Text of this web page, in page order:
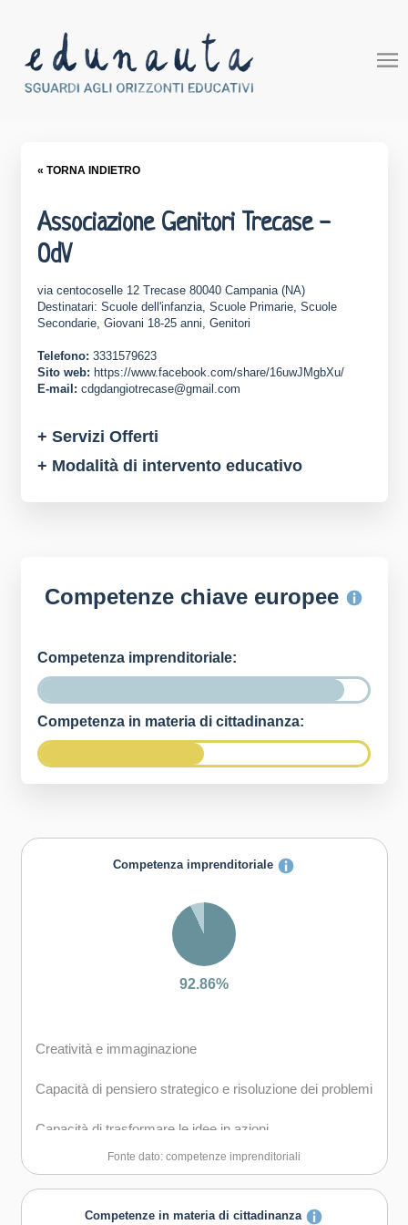
« TORNA INDIETRO
Associazione Genitori Trecase -
OdV
via centocoselle 12 Trecase 80040 Campania (NA)
Destinatari: Scuole dell'infanzia, Scuole Primarie, Scuole
Secondarie, Giovani 18-25 anni, Genitori
Telefono: 3331579623
Sito web: https://www.facebook.com/share/16uwJMgbXu/
E-mail: cdgdangiotrecase@gmail.com
+ Servizi Offerti
+ Modalità di intervento educativo
Competenze chiave europee
Competenza imprenditoriale:
Competenza in materia di cittadinanza:
Competenza imprenditoriale
92.86%
Creatività e immaginazione
Capacità di pensiero strategico e risoluzione dei problemi
Capacità di trasformare le idee in azioni
Capacità di lavorare sia in modalità collaborativa in
Fonte dato: competenze imprenditoriali
Competenze in materia di cittadinanza